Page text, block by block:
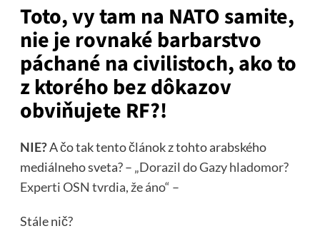
Toto, vy tam na NATO samite,
nie je rovnaké barbarstvo
páchané na civilistoch, ako to
z ktorého bez dôkazov
obviňujete RF?!
NIE?A čo tak tento článok z tohto arabského
mediálneho sveta? – „Dorazil do Gazy hladomor?
Experti OSN tvrdia, že áno“ –
Stále nič?